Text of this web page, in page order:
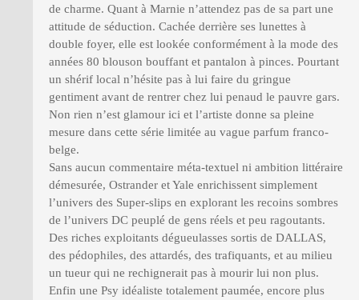
de charme. Quant à Marnie n’attendez pas de sa part une
attitude de séduction. Cachée derrière ses lunettes à
double foyer, elle est lookée conformément à la mode des
années 80 blouson bouffant et pantalon à pinces. Pourtant
un shérif local n’hésite pas à lui faire du gringue
gentiment avant de rentrer chez lui penaud le pauvre gars.
Non rien n’est glamour ici et l’artiste donne sa pleine
mesure dans cette série limitée au vague parfum franco-
belge.
Sans aucun commentaire méta-textuel ni ambition littéraire
démesurée, Ostrander et Yale enrichissent simplement
l’univers des Super-slips en explorant les recoins sombres
de l’univers DC peuplé de gens réels et peu ragoutants.
Des riches exploitants dégueulasses sortis de DALLAS,
des pédophiles, des attardés, des trafiquants, et au milieu
un tueur qui ne rechignerait pas à mourir lui non plus.
Enfin une Psy idéaliste totalement paumée, encore plus